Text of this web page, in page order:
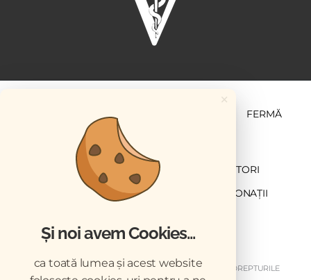
ȘTIINȚĂ ȘI PRACTICĂ FERMĂ
NEWSLETTER ABONARE CONTRIBUTORI
DESCĂRCĂRI ACREDITARE CMVRO DONAȚII
COPYRIGHT © 2026 REVISTELE VETERINARUL. TOATE DREPTURILE
×
Și noi avem Cookies...
ca toată lumea și acest website